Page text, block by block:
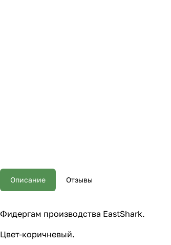
Описание Отзывы
Фидергам производства EastShark.
Цвет-коричневый.